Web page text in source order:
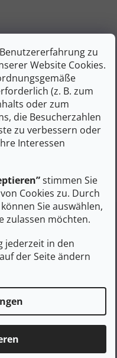
zu
Website Cookies.
(z. B. zum
oder zum
die Besucherzahlen
zu verbessern oder
Interessen
stimmen Sie
Cookies zu. Durch
können Sie auswählen,
zulassen möchten.
jederzeit in den
der Seite ändern
Kategorien